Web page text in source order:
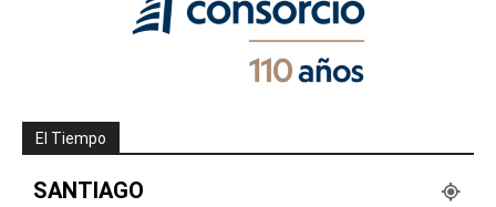
El Tiempo
SANTIAGO